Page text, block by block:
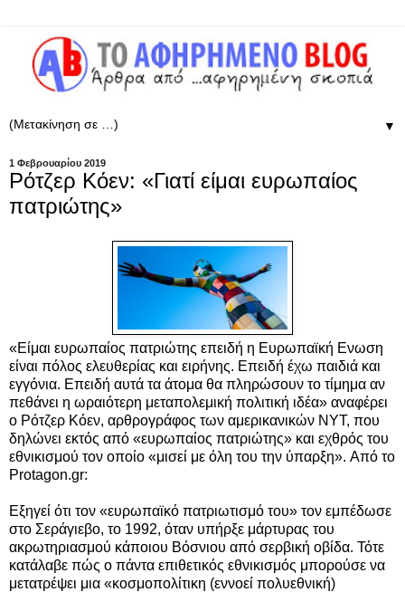
▼
1 Φεβρουαρίου 2019
Ρότζερ Κόεν: «Γιατί είμαι ευρωπαίος
πατριώτης»
«Είμαι ευρωπαίος πατριώτης επειδή η Ευρωπαϊκή Ενωση
είναι πόλος ελευθερίας και ειρήνης. Επειδή έχω παιδιά και
εγγόνια. Επειδή αυτά τα άτομα θα πληρώσουν το τίμημα αν
πεθάνει η ωραιότερη μεταπολεμική πολιτική ιδέα» αναφέρει
ο Ρότζερ Κόεν, αρθρογράφος των αμερικανικών ΝΥΤ, που
δηλώνει εκτός από «ευρωπαίος πατριώτης» και εχθρός του
εθνικισμού τον οποίο «μισεί με όλη του την ύπαρξη». Από το
Protagon.gr:
Εξηγεί ότι τον «ευρωπαϊκό πατριωτισμό του» τον εμπέδωσε
στο Σεράγιεβο, το 1992, όταν υπήρξε μάρτυρας του
ακρωτηριασμού κάποιου Βόσνιου από σερβική οβίδα. Τότε
κατάλαβε πώς ο πάντα επιθετικός εθνικισμός μπορούσε να
μετατρέψει μια «κοσμοπολίτικη (εννοεί πολυεθνική)